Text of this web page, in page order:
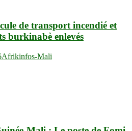
de transport incendié et
burkinabè enlevés
Afrikinfos-Mali